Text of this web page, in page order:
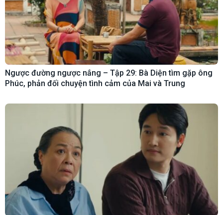
Ngược đường ngược nắng – Tập 29: Bà Diện tìm gặp ông
Phúc, phản đối chuyện tình cảm của Mai và Trung